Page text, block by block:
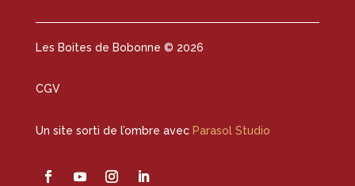
Les Boites de Bobonne © 2026
CGV
Un site sorti de l’ombre avec Parasol Studio